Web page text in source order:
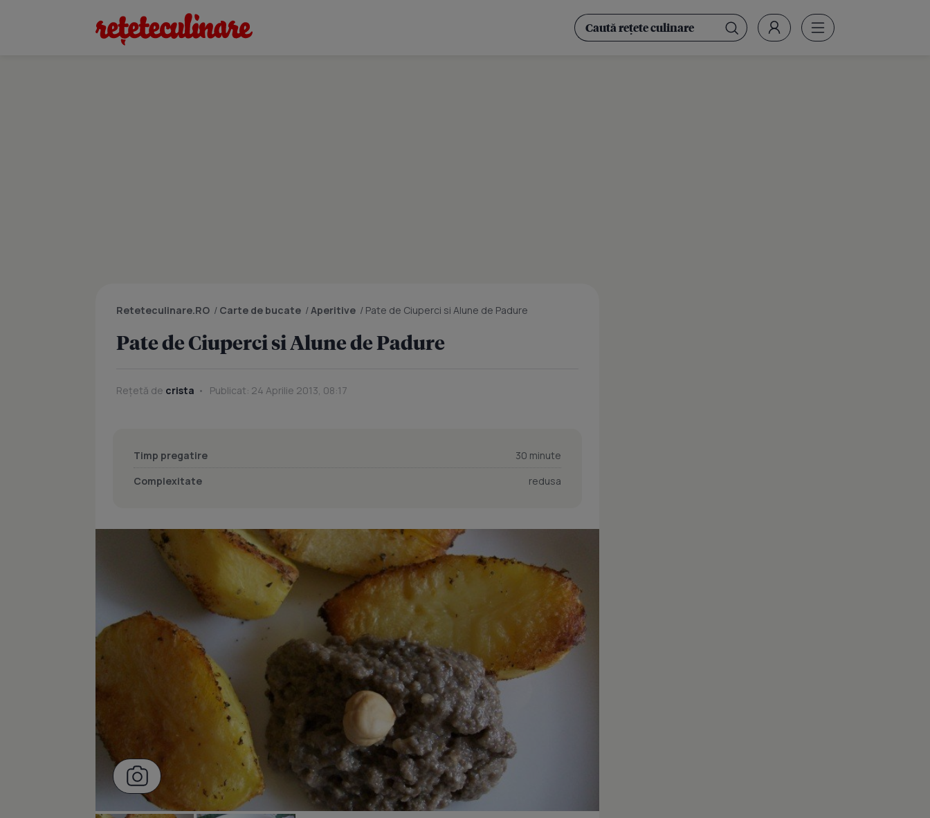
Reteteculinare.RO / Carte de bucate /Aperitive / Pate de Ciuperci si Alune de Padure
Pate de Ciuperci si Alune de Padure
Rețetă de crista Publicat: 24 Aprilie 2013, 08:17
Timp pregatire
30 minute
Complexitate
redusa